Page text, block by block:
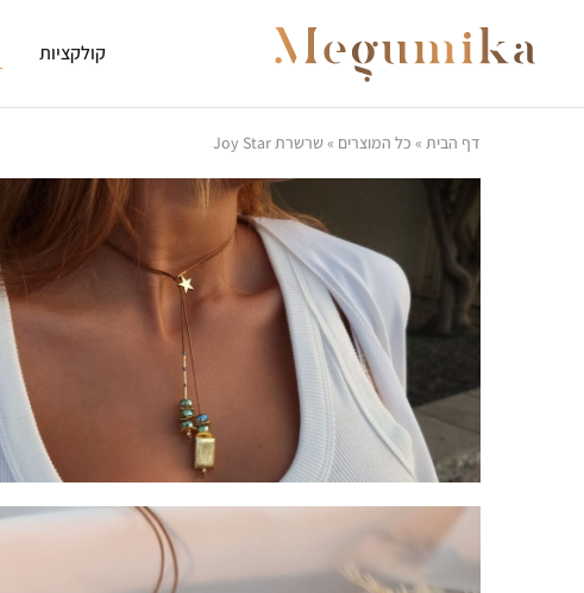
Megumika
…
all
קולקציות
דף הבית » כל המוצרים »שרשרת Joy Star